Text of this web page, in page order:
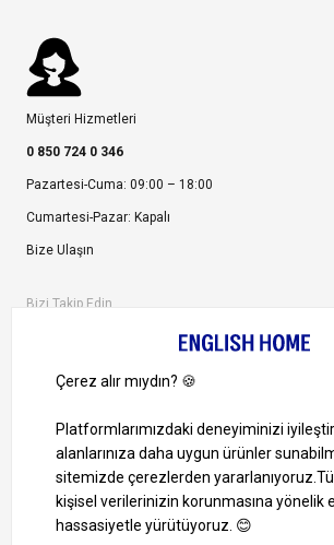
Müşteri Hizmetleri
0 850 724 0 346
Pazartesi-Cuma: 09:00 – 18:00
Cumartesi-Pazar: Kapalı
Bize Ulaşın
Bizi Takip Edin
1000 TL ve Üzeri Alışverişlerinizde Kargo Bedava!